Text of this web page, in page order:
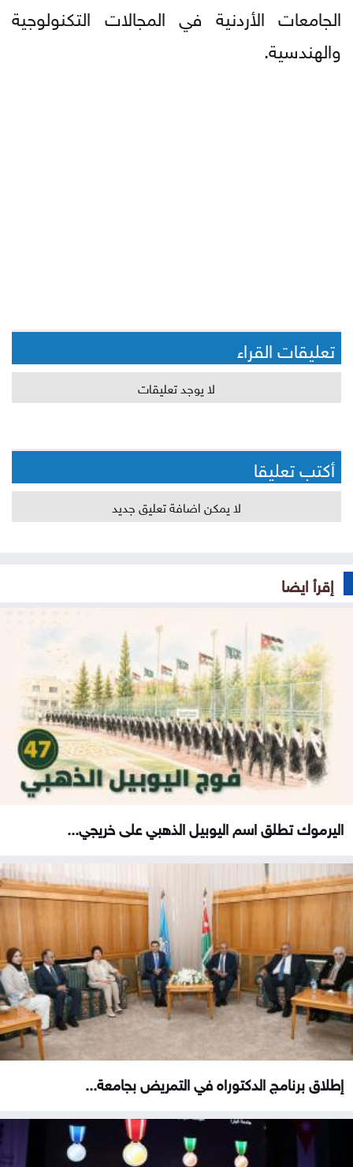
الجامعات الأردنية في المجالات التكنولوجية
والهندسية.
تعليقات القراء
لا يوجد تعليقات
أكتب تعليقا
لا يمكن اضافة تعليق جديد
إقرأ ايضا
اليرموك تطلق اسم اليوبيل الذهبي على خريجي...
إطلاق برنامج الدكتوراه في التمريض بجامعة...